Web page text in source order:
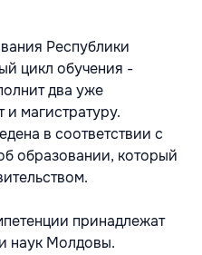
Республики
цикл обучения -
два уже
магистратуру.
в соответствии с
образовании, который
принадлежат
наук Молдовы.